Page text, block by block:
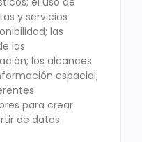
y servicios
las
las
los alcances
espacial;
para crear
de datos